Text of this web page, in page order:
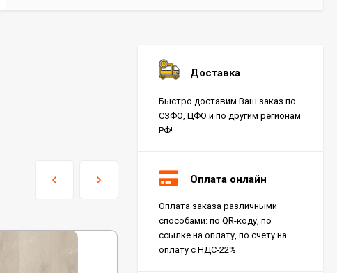
Доставка
Быстро доставим Ваш заказ по
СЗФО, ЦФО и по другим регионам
РФ!
Оплата онлайн
Оплата заказа различными
способами: по QR-коду, по
ссылке на оплату, по счету на
оплату с НДС-22%